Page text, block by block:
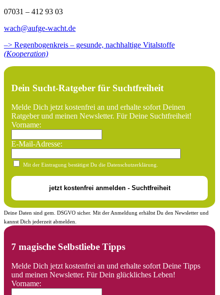
07031 – 412 93 03
wach@aufge-wacht.de
–> Regenbogenkreis – gesunde, nachhaltige Vitalstoffe
(Kooperation)
Dein Sucht-Ratgeber für Suchtfreiheit
Melde Dich jetzt kostenfrei an und erhalte sofort Deinen
Ratgeber und meinen Newsletter. Für Deine Suchtfreiheit!
Vorname:
E-Mail-Adresse:
Mit der Eintragung bestätigst Du die Datenschutzerklärung.
Deine Daten sind gem. DSGVO sicher. Mit der Anmeldung erhältst Du den Newsletter und
kannst Dich jederzeit abmelden.
7 magische Selbstliebe Tipps
Melde Dich jetzt kostenfrei an und erhalte sofort Deine Tipps
und meinen Newsletter. Für Dein glückliches Leben!
Vorname: